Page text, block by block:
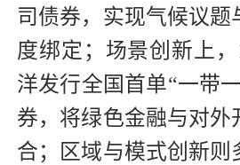
司债券，实现气候议题
度绑定；场景创新上
洋发行全国首单“一带
券，将绿色金融与对外
合；区域与模式创新则